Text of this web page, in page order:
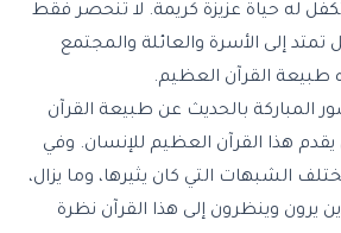
له حياة عزيزة كريمة. لا تنحصر فقط
إلى الأسرة والعائلة والمجتمع
طبيعة القرآن العظيم.
المباركة بالحديث عن طبيعة القرآن
هذا القرآن العظيم للإنسان. وفي
الشبهات التي كان يثيرها، وما يزال،
يرون وينظرون إلى هذا القرآن نظرة